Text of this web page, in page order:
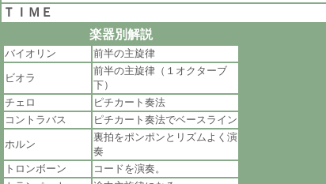
ＴＩＭＥ
楽器別解説
バイオリン 前半の主旋律
ビオラ
前半の主旋律（１オクターブ
下）
チェロ
ピチカート奏法
コントラバス
ピチカート奏法でベースライン
ホルン
裏拍をポンポンとリズムよく演
奏
トロンボーン
コードを演奏。